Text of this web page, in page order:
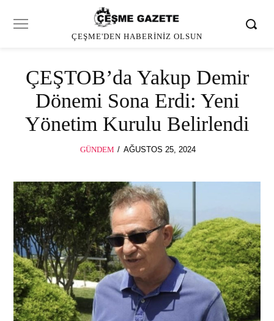
ÇEŞME'DEN HABERINIZ OLSUN
ÇEŞTOB’da Yakup Demir
Dönemi Sona Erdi: Yeni
Yönetim Kurulu Belirlendi
GÜNDEM
POSTED
AĞUSTOS 25, 2024